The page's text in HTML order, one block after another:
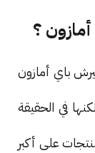
؟
باي أمازون
في الحقيقة
على أكبر